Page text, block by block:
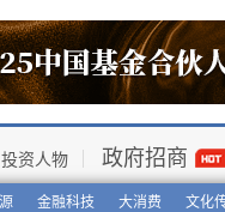
金融科技 大消费 文化
投资人物 政府招商